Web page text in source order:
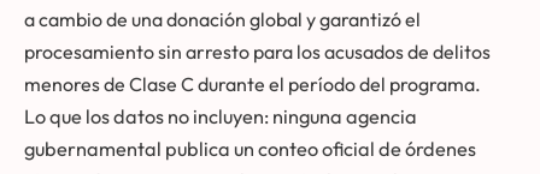
a cambio de una donación global y garantizó el
procesamiento sin arresto para los acusados de delitos
menores de Clase C durante el período del programa.
Lo que los datos no incluyen: ninguna agencia
gubernamental publica un conteo oficial de órdenes